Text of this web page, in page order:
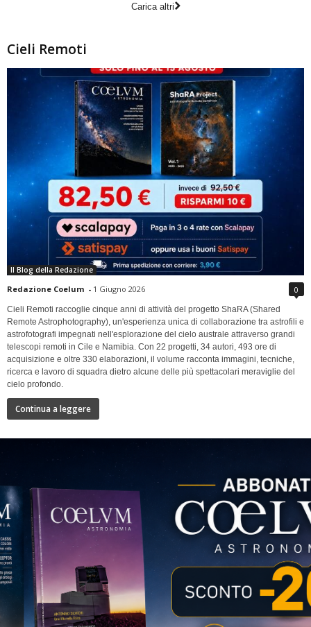
Carica altri
Cieli Remoti
Il Blog della Redazione
Redazione Coelum - 1 Giugno 2026 0
Cieli Remoti raccoglie cinque anni di attività del progetto ShaRA (Shared
Remote Astrophotography), un'esperienza unica di collaborazione tra astrofili e
astrofotografi impegnati nell'esplorazione del cielo australe attraverso grandi
telescopi remoti in Cile e Namibia. Con 22 progetti, 34 autori, 493 ore di
acquisizione e oltre 330 elaborazioni, il volume racconta immagini, tecniche,
ricerca e lavoro di squadra dietro alcune delle più spettacolari meraviglie del
cielo profondo.
Continua a leggere